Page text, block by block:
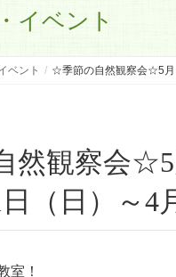
イベント
ベント ☆季節の自然観察会☆5月
然観察会☆5
（日）～4
室！